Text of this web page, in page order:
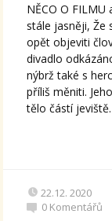
NĚCO O
stále jasněji, Že
opět objeviti
divadlo
nýbrž také s
příliš měniti.
tělo částí
22.12. 2020
0 Komentářů